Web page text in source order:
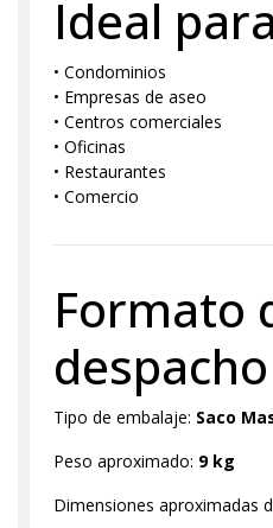
Ideal para
• Condominios
• Empresas de aseo
• Centros comerciales
• Oficinas
• Restaurantes
• Comercio
Formato
despacho
Tipo de embalaje: Saco
Peso aproximado: 9 kg
Dimensiones aproximadas